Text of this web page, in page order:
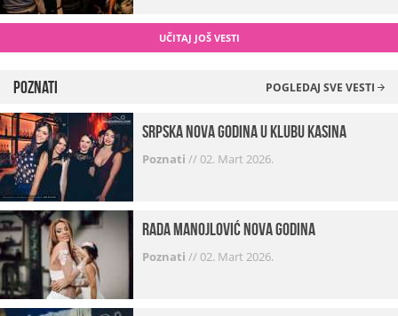
UČITAJ JOŠ VESTI
Poznati POGLEDAJ SVE VESTI
Srpska Nova godina u klubu Kasina
Poznati //02. Mart 2026.
Rada Manojlović Nova godina
Poznati //02. Mart 2026.